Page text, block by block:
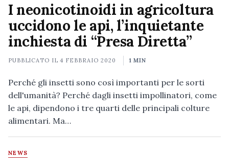
I neonicotinoidi in agricoltura
uccidono le api, l’inquietante
inchiesta di “Presa Diretta”
PUBBLICATO IL4 FEBBRAIO 2020 1 MIN
Perché gli insetti sono così importanti per le sorti
dell'umanità? Perché dagli insetti impollinatori, come
le api, dipendono i tre quarti delle principali colture
alimentari. Ma…
NEWS